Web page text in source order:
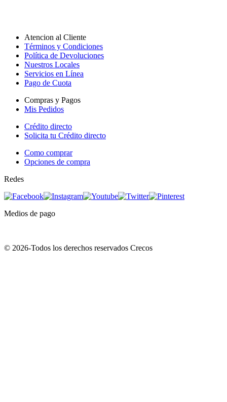
Atencion al Cliente
Términos y Condiciones
Política de Devoluciones
Nuestros Locales
Servicios en Línea
Pago de Cuota
Compras y Pagos
Mis Pedidos
Crédito directo
Solicita tu Crédito directo
Como comprar
Opciones de compra
Redes
Medios de pago
© 2026-Todos los derechos reservados Crecos